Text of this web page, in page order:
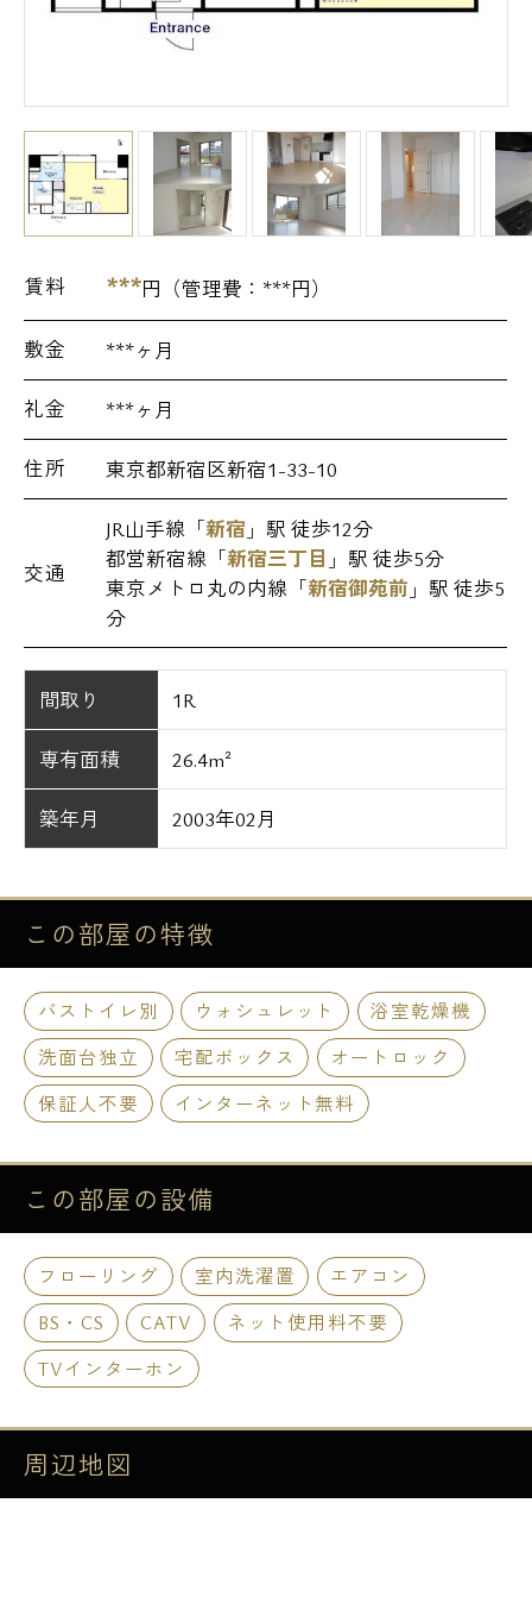
賃料 ***円（管理費： ***円）
敷金 ***ヶ月
礼金 ***ヶ月
住所 東京都新宿区新宿1-33-10
交通
JR山手線「新宿 」駅 徒歩12分
都営新宿線「新宿三丁目 」駅 徒歩5分
東京メトロ丸の内線「新宿御苑前 」駅 徒歩5
分
間取り 1R
専有面積 26.4m²
築年月 2003年02月
この部屋の特徴
バストイレ別 ウォシュレット
浴室乾燥機
洗面台独立
宅配ボックス
オートロック
保証人不要
インターネット無料
この部屋の設備
フローリング 室内洗濯置
エアコン
BS・CS
CATV
ネット使用料不要
TVインターホン
周辺地図